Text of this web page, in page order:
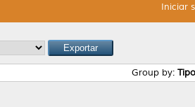
Iniciar
Group by: